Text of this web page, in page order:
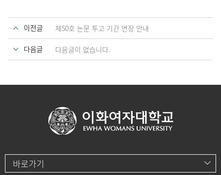
이전글 제50호 논문 투고 기간 연장 안내
다음글 다음글이 없습니다.
바로가기